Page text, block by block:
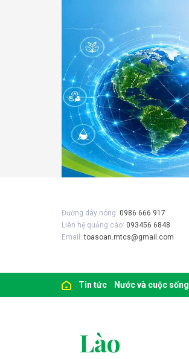
Đường dây nóng: 0986 666 917
Liên hệ quảng cáo: 093456 6848
Email:toasoan.mtcs@gmail.com
Tin tức Nước và cuộc sống
Lào